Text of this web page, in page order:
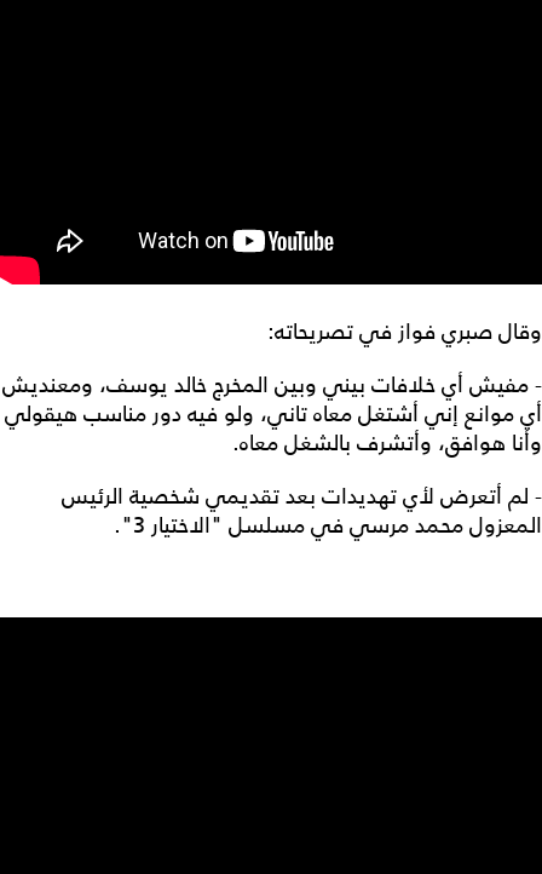
وقال صبري فواز في تصريحاته:
- مفيش أي خلافات بيني وبين المخرج خالد يوسف، ومعنديش
أي موانع إني أشتغل معاه تاني، ولو فيه دور مناسب هيقولي
وأنا هوافق، وأتشرف بالشغل معاه.
- لم أتعرض لأي تهديدات بعد تقديمي شخصية الرئيس
المعزول محمد مرسي في مسلسل "الاختيار 3".